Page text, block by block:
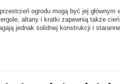
ogrodu mogą być jej
altany i kratki zapewnią także
jednak solidnej konstrukcji i